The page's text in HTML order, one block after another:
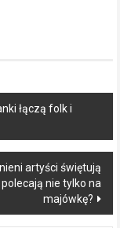
łączą folk i
artyści świętują
nie tylko na
majówkę?